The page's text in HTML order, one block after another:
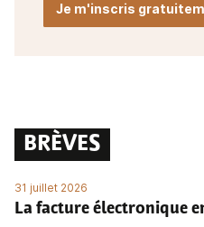
Je m'inscris
BRÈVES
31 juillet 2026
La facture électronique